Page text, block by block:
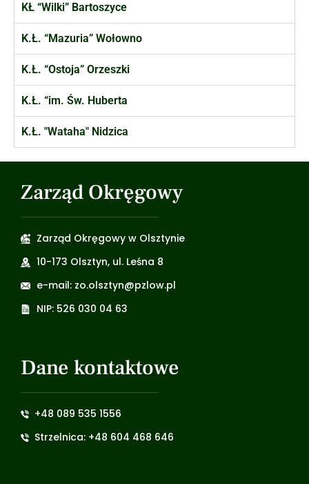
KŁ “Wilki” Bartoszyce
K.Ł. “Mazuria” Wołowno
K.Ł. “Ostoja” Orzeszki
K.Ł. “im. Św. Huberta
K.Ł. "Wataha" Nidzica
Zarząd Okręgowy
Zarząd Okręgowy w Olsztynie
10-173 Olsztyn, ul. Leśna 8
e-mail: zo.olsztyn@pzlow.pl
NIP: 526 030 04 63
Dane kontaktowe
+48 089 535 1556
Strzelnica: +48 604 468 646